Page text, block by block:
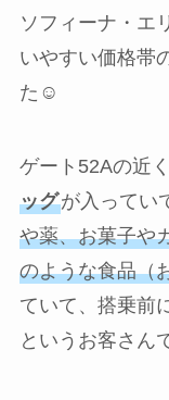
ソフィーナ・エ
いやすい価格帯
た☺️
ゲート52Aの近
ッグが入ってい
や薬、お菓子や
のような食品（
ていて、搭乗前
というお客さん